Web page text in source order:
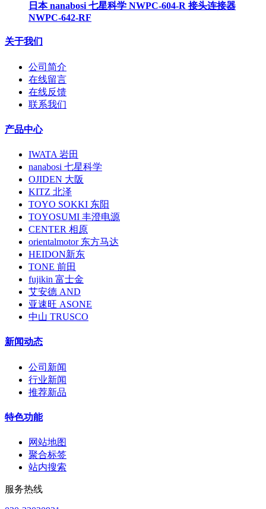
日本 nanabosi 七星科学 NWPC-604-R 接头连接器
NWPC-642-RF
关于我们
公司简介
在线留言
在线反馈
联系我们
产品中心
IWATA 岩田
nanabosi 七星科学
OJIDEN 大阪
KITZ 北泽
TOYO SOKKI 东阳
TOYOSUMI 丰澄电源
CENTER 相原
orientalmotor 东方马达
HEIDON新东
TONE 前田
fujikin 富士金
艾安德 AND
亚速旺 ASONE
中山 TRUSCO
新闻动态
公司新闻
行业新闻
推荐新品
特色功能
网站地图
聚合标签
站内搜索
服务热线